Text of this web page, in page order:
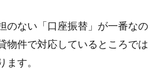
のない「口座振替」が一番なの
物件で対応しているところでは
す。